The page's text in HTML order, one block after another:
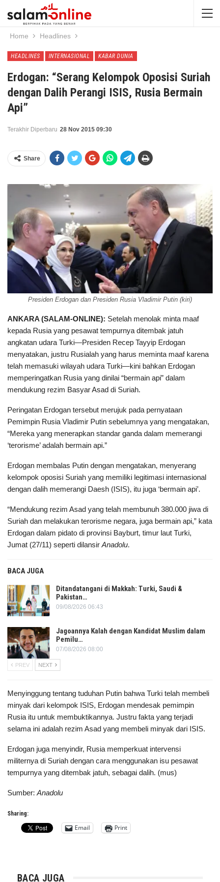
Home Headlines
HEADLINES INTERNASIONAL KABAR DUNIA
Erdogan: “Serang Kelompok Oposisi Suriah
dengan Dalih Perangi ISIS, Rusia Bermain
Api”
Terakhir Diperbaru 28 Nov 2015 09:30
Share
Presiden Erdogan dan Presiden Rusia Vladimir Putin (kiri)
ANKARA (SALAM-ONLINE): Setelah menolak minta maaf
kepada Rusia yang pesawat tempurnya ditembak jatuh
angkatan udara Turki—Presiden Recep Tayyip Erdogan
menyatakan, justru Rusialah yang harus meminta maaf karena
telah memasuki wilayah udara Turki—kini bahkan Erdogan
memperingatkan Rusia yang dinilai “bermain api” dalam
mendukung rezim Basyar Asad di Suriah.
Peringatan Erdogan tersebut merujuk pada pernyataan
Pemimpin Rusia Vladimir Putin sebelumnya yang mengatakan,
“Mereka yang menerapkan standar ganda dalam memerangi
‘terorisme’ adalah bermain api.”
Erdogan membalas Putin dengan mengatakan, menyerang
kelompok oposisi Suriah yang memiliki legitimasi internasional
dengan dalih memerangi Daesh (ISIS), itu juga ‘bermain api’.
“Mendukung rezim Asad yang telah membunuh 380.000 jiwa di
Suriah dan melakukan terorisme negara, juga bermain api,” kata
Erdogan dalam pidato di provinsi Bayburt, timur laut Turki,
Jumat (27/11) seperti dilansir Anadolu.
BACA JUGA
Ditandatangani di Makkah: Turki, Saudi &
Pakistan…
09/08/2026 06:43
Jagoannya Kalah dengan Kandidat Muslim dalam
Pemilu…
07/08/2026 08:00
PREV NEXT
Menyinggung tentang tuduhan Putin bahwa Turki telah membeli
minyak dari kelompok ISIS, Erdogan mendesak pemimpin
Rusia itu untuk membuktikannya. Justru fakta yang terjadi
selama ini adalah rezim Asad yang membeli minyak dari ISIS.
Erdogan juga menyindir, Rusia memperkuat intervensi
militernya di Suriah dengan cara menggunakan isu pesawat
tempurnya yang ditembak jatuh, sebagai dalih. (mus)
Sumber: Anadolu
Sharing:
Email Print
BACA JUGA